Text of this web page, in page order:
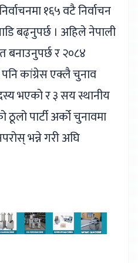
१६५ वटै निर्वाचन
बढ्नुपर्छ । अहिले नेपाली
बनाउनुपर्छ र २०८४
पनि कांग्रेस एक्लै चुनाव
भएको र ३ सय स्थानीय
पार्टी अर्को चुनावमा
भन्ने गरी अघि